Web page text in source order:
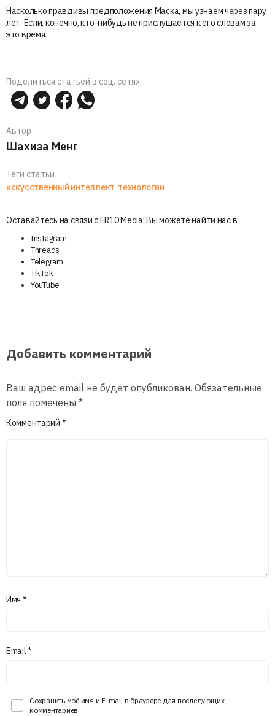
Насколько правдивы предположения Маска, мы узнаем через пару
лет. Если, конечно, кто-нибудь не прислушается к его словам за
это время.
Поделиться статьей в соц. сетях
Автор
Шахиза Менг
Теги статьи
искусственный интеллект технологии
Оставайтесь на связи с ER10 Media! Вы можете найти нас в:
Instagram
Threads
Telegram
TikTok
YouTube
Добавить комментарий
Ваш адрес email не будет опубликован. Обязательные
поля помечены *
Комментарий *
Имя *
Email*
Сохранить моё имя и E-mail в браузере для последующих
комментариев